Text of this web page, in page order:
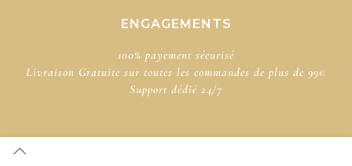
ENGAGEMENTS
100% payement sécurisé​
Livraison Gratuite sur toutes les commandes de plus de 99€
Support dédié​ 24/7